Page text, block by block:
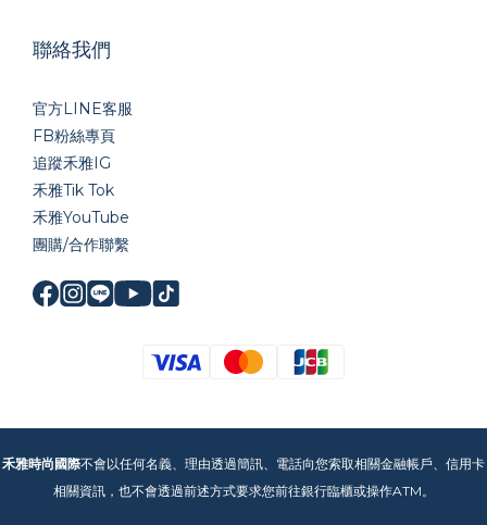
聯絡我們
官方LINE客服
FB粉絲專頁
追蹤禾雅IG
禾雅Tik Tok
禾雅YouTube
團購/合作聯繫
禾雅時尚國際不會以任何名義、理由透過簡訊、電話向您索取相關金融帳戶、信用卡
相關資訊，也不會透過前述方式要求您前往銀行臨櫃或操作ATM。